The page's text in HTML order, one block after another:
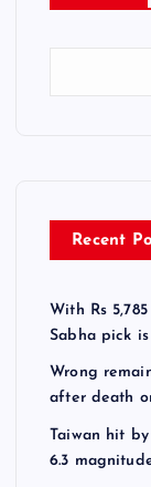
Recent
With Rs
Sabha pick
Wrong
after death
Taiwan hit
6.3